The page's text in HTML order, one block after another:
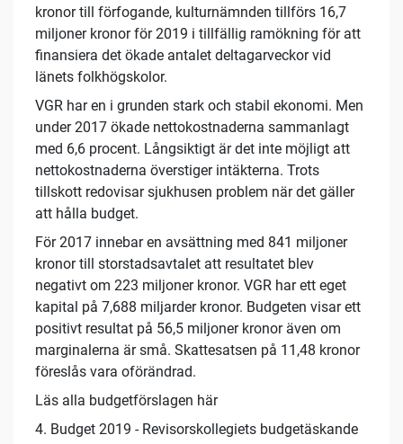
kronor till förfogande, kulturnämnden tillförs 16,7
miljoner kronor för 2019 i tillfällig ramökning för att
finansiera det ökade antalet deltagarveckor vid
länets folkhögskolor.
VGR har en i grunden stark och stabil ekonomi. Men
under 2017 ökade nettokostnaderna sammanlagt
med 6,6 procent. Långsiktigt är det inte möjligt att
nettokostnaderna överstiger intäkterna. Trots
tillskott redovisar sjukhusen problem när det gäller
att hålla budget.
För 2017 innebar en avsättning med 841 miljoner
kronor till storstadsavtalet att resultatet blev
negativt om 223 miljoner kronor. VGR har ett eget
kapital på 7,688 miljarder kronor. Budgeten visar ett
positivt resultat på 56,5 miljoner kronor även om
marginalerna är små. Skattesatsen på 11,48 kronor
föreslås vara oförändrad.
Läs alla budgetförslagen här
4. Budget 2019 - Revisorskollegiets budgetäskande